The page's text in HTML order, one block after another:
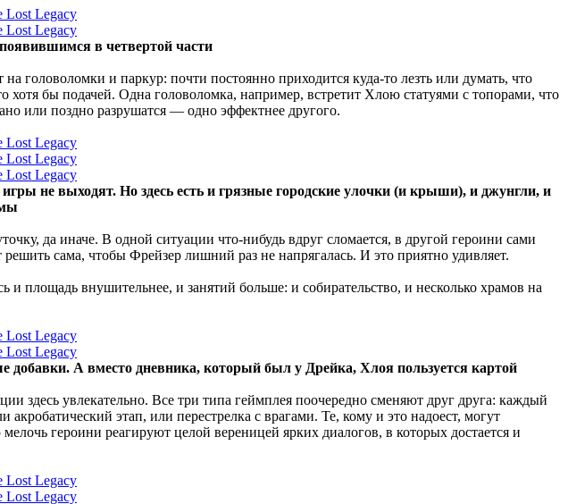
в четвертой части
головоломки и паркур: почти постоянно приходится куда-то лезть или думать, что
бы подачей. Одна головоломка, например, встретит Хлою статуями с топорами, что
или поздно разрушатся — одно эффектнее другого.
не выходят. Но здесь есть и грязные городские улочки (и крыши), и джунгли, и
да иначе. В одной ситуации что-нибудь вдруг сломается, в другой героини сами
сама, чтобы Фрейзер лишний раз не напрягалась. И это приятно удивляет.
площадь внушительнее, и занятий больше: и собирательство, и несколько храмов на
А вместо дневника, который был у Дрейка, Хлоя пользуется картой
здесь увлекательно. Все три типа геймплея поочередно сменяют друг друга: каждый
этап, или перестрелка с врагами. Те, кому и это надоест, могут
героини реагируют целой вереницей ярких диалогов, в которых достается и